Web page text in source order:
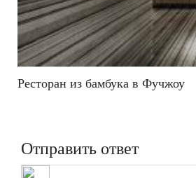
Ресторан из бамбука в Фучжоу
Отправить ответ